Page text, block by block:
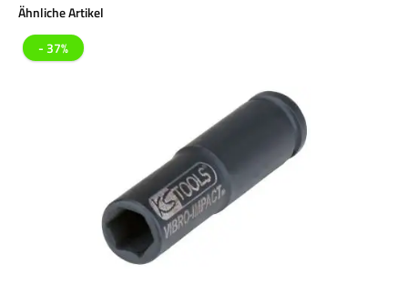
Produktgalerie überspringen
Ähnliche Artikel
- 37%